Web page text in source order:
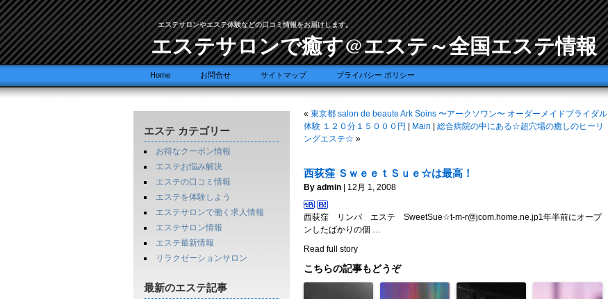
エステサロンやエステ体験などの口コミ情報をお届けします。
エステサロンで癒す@エステ～全国エステ情報
Home お問合せ サイトマップ プライバシー ポリシー
エステ カテゴリー
お得なクーポン情報
エステお悩み解決
エステの口コミ情報
エステを体験しよう
エステサロンで働く求人情報
エステサロン情報
エステ最新情報
リラクゼーションサロン
最新のエステ記事
« 東京都 salon de beaute Ark Soins 〜アークソワン〜 オーダーメイドブライダル
体験 １２０分１５０００円
Main
総合病院の中にある☆超穴場の癒しのヒーリ
ングエステ☆ »
西荻窪 ＳｗｅｅｔＳｕｅ☆は最高！
By admin | 12月 1, 2008
西荻窪 リンパ エステ SweetSue☆t-m-r@jcom.home.ne.jp1年半前にオープ
ンしたばかりの個 …
Read full story
こちらの記事もどうぞ